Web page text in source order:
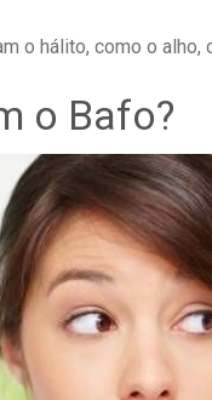
o hálito, como o
o Bafo?